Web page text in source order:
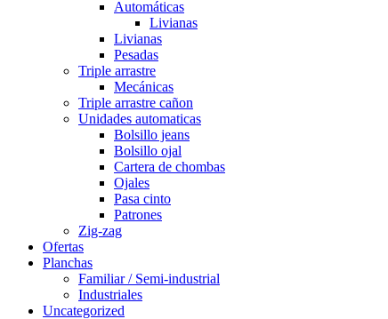
Automáticas
Livianas
Livianas
Pesadas
Triple arrastre
Mecánicas
Triple arrastre cañon
Unidades automaticas
Bolsillo jeans
Bolsillo ojal
Cartera de chombas
Ojales
Pasa cinto
Patrones
Zig-zag
Ofertas
Planchas
Familiar / Semi-industrial
Industriales
Uncategorized